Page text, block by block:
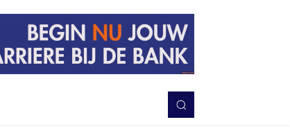
TNI-POLRI